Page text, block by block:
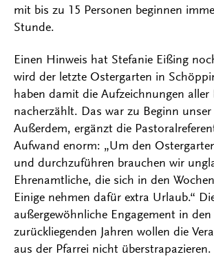
mit bis zu 15 Personen beginnen
Stunde.
Einen Hinweis hat Stefanie Eißing
wird der letzte Ostergarten in
haben damit die Aufzeichnungen aller
nacherzählt. Das war zu Beginn unser
Außerdem, ergänzt die
Aufwand enorm: „Um den
und durchzuführen brauchen wir
Ehrenamtliche, die sich in den
Einige nehmen dafür extra Urlaub.“
außergewöhnliche Engagement in den
zurückliegenden Jahren wollen die
aus der Pfarrei nicht überstrapazieren.